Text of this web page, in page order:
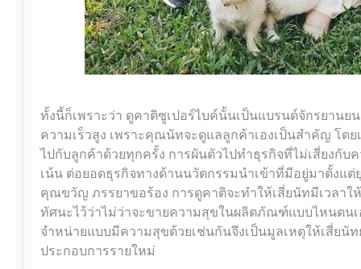
ทั้งนี้ก็เพราะว่า ดูคาติซูเปอร์ไบค์นั้นเป็นแบรนด์จักรยาน
ความเร็วสูง เพราะคุณนัทจะดูแลลูกค้าเองเป็นสำคัญ โ
ไปกับลูกค้าด้วยทุกครั้ง การผันตัวไปทำธุรกิจที่ไม่เสี่ยงกับ
เน้น ต่อยอดธุรกิจทางด้านนวัตกรรมนำเข้าที่มีอยู่มาตั้งแต่
คุณขวัญ ภรรยาขอร้อง การดูคาติจะทำให้เสี่ยนัทมีเวลาใ
ทัศนะไว้ว่าไม่ว่าจะขายความสุขในผลิตภัณฑ์แบบไหนตน
จำหน่ายแบบมีความสุขด้วยเช่นกันจึงเป็นมูลเหตุให้เสี่ยนั
ประกอบการรายใหม่